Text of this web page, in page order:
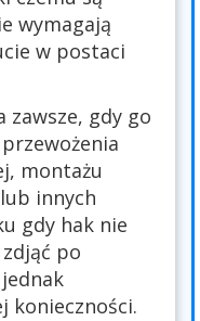
wymagają
w postaci
zawsze, gdy go
montażu
innych
gdy hak nie
po
konieczności.